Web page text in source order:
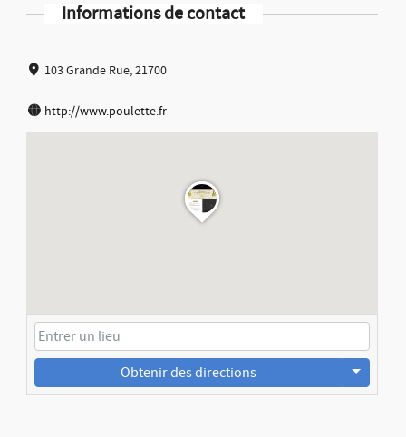
Informations de contact
103 Grande Rue, 21700
http://www.poulette.fr
Obtenir des directions